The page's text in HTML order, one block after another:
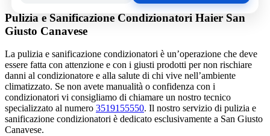
Pulizia e Sanificazione Condizionatori Haier San
Giusto Canavese
La pulizia e sanificazione condizionatori è un’operazione che deve
essere fatta con attenzione e con i giusti prodotti per non rischiare
danni al condizionatore e alla salute di chi vive nell’ambiente
climatizzato. Se non avete manualità o confidenza con i
condizionatori vi consigliamo di chiamare un nostro tecnico
specializzato al numero 3519155550. Il nostro servizio di pulizia e
sanificazione condizionatori è dedicato esclusivamente a San Giusto
Canavese.